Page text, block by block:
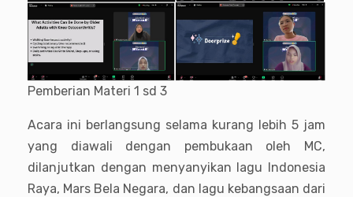
Pemberian Materi 1 sd 3
Acara ini berlangsung selama kurang lebih 5 jam
yang diawali dengan pembukaan oleh MC,
dilanjutkan dengan menyanyikan lagu Indonesia
Raya, Mars Bela Negara, dan lagu kebangsaan dari